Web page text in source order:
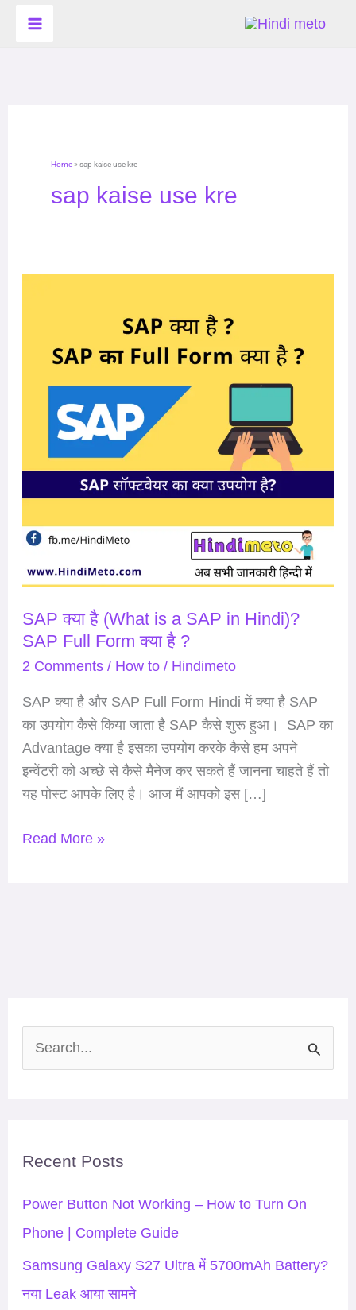
Home» sap kaise use kre
sap kaise use kre
SAP क्या है (What is a SAP in Hindi)?
SAP Full Form क्या है ?
2 Comments / How to/ Hindimeto
SAP क्या है और SAP Full Form Hindi में क्या है SAP
का उपयोग कैसे किया जाता है SAP कैसे शुरू हुआ। SAP का
Advantage क्या है इसका उपयोग करके कैसे हम अपने
इन्वेंटरी को अच्छे से कैसे मैनेज कर सकते हैं जानना चाहते हैं तो
यह पोस्ट आपके लिए है। आज मैं आपको इस […]
(What
Hindi)?
Form
है
Read More »
c
h
f
Recent Posts
Power Button Not Working – How to Turn On
Phone | Complete Guide
Samsung Galaxy S27 Ultra में 5700mAh Battery?
नया Leak आया सामने